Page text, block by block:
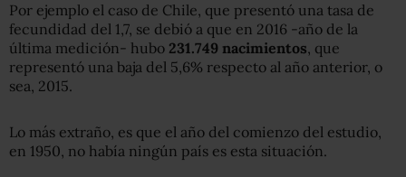
Por ejemplo el caso de Chile, que presentó una tasa de
fecundidad del 1,7, se debió a que en 2016 -año de la
última medición- hubo 231.749 nacimientos, que
representó una baja del 5,6% respecto al año anterior, o
sea, 2015.
Lo más extraño, es que el año del comienzo del estudio,
en 1950, no había ningún país es esta situación.